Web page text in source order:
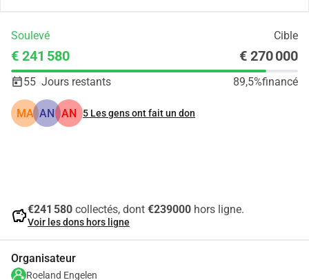
Soulevé Cible
€ 241 580 € 270 000
55 Jours restants 89,5%financé
MA AN AN 5 Les gens ont fait un don
savings€241 580 collectés, dont €239000 hors ligne.
Voir les dons hors ligne
Organisateur
Roeland Engelen